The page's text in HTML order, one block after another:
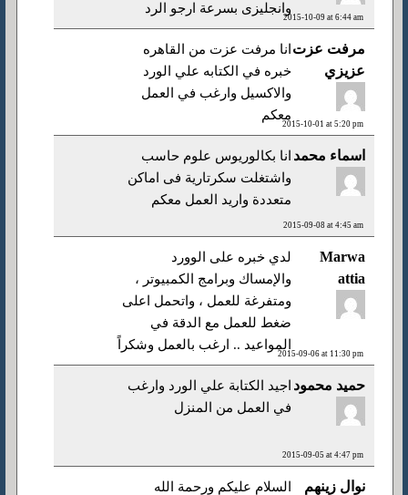
2015-10-09 at 6:44 am
وانجليزى بسرعة ارجو الرد
مرفت عزت
عزيزي
2015-10-01 at 5:20 pm
انا مرفت عزت من القاهره
خبره في الكتابه علي الورد
والاكسيل وارغب في العمل
معكم
اسماء محمد
2015-09-08 at 4:45 am
انا بكالوريوس علوم حاسب
واشتغلت سكرتارية فى اماكن
متعددة واريد العمل معكم
Marwa
attia
2015-09-06 at 11:30 pm
لدي خبره على الوورد
والإمساك وبرامج الكمبيوتر ،
ومتفرغة للعمل ، واتحمل اعلى
ضغط للعمل مع الدقة في
المواعيد .. ارغب بالعمل وشكراً
حميد محمود
2015-09-05 at 4:47 pm
اجيد الكتابة علي الورد وارغب
في العمل من المنزل
نوال زينهم
السلام عليكم ورحمة الله